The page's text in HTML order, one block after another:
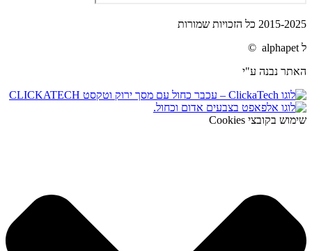
2015-2025 כל הזכויות שמורות
ל alphapet ©
האתר נבנה ע"י
שימוש בקובצי Cookies